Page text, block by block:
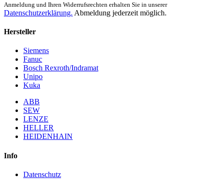
Anmeldung und Ihren Widerrufsrechten erhalten Sie in unserer
Datenschutzerklärung. Abmeldung jederzeit möglich.
Hersteller
Siemens
Fanuc
Bosch Rexroth/Indramat
Unipo
Kuka
ABB
SEW
LENZE
HELLER
HEIDENHAIN
Info
Datenschutz